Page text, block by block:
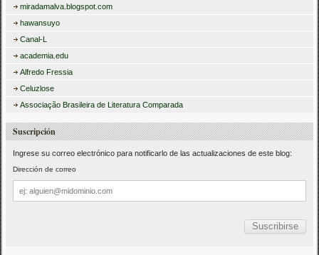
miradamalva.blogspot.com
hawansuyo
Canal-L
academia.edu
Alfredo Fressia
Celuzlose
Associação Brasileira de Literatura Comparada
Suscripción
Ingrese su correo electrónico para notificarlo de las actualizaciones de este blog:
Dirección de correo
Dirección
de
correo